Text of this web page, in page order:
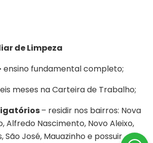
de Limpeza
ensino fundamental completo;
meses na Carteira de Trabalho;
– residir nos bairros: Nova
Alfredo Nascimento, Novo Aleixo,
São José, Mauazinho e possuir